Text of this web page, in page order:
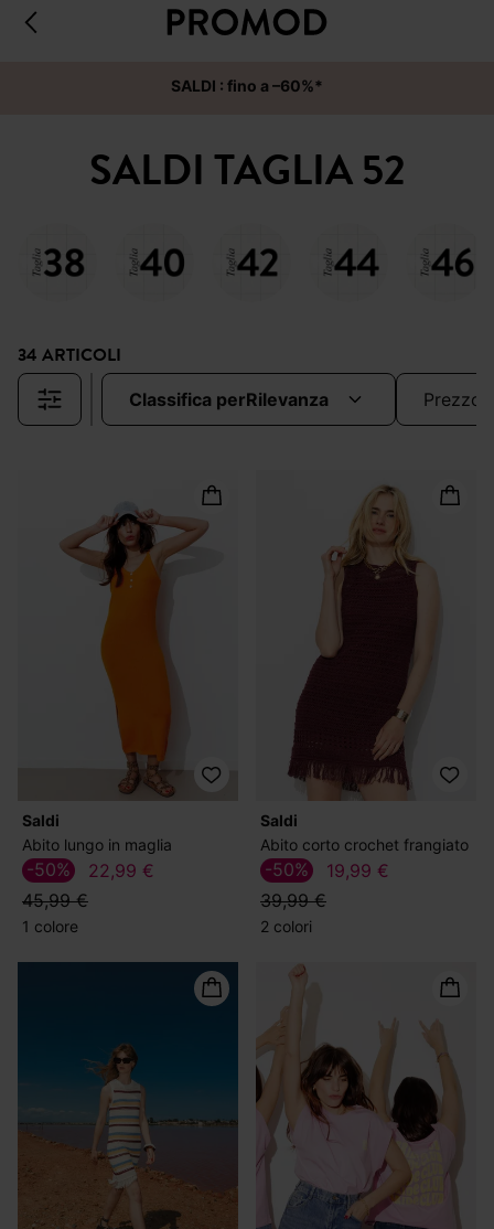
SALDI : fino a –60%*
SALDI TAGLIA 52
34 ARTICOLI
classifica per rilevanza prezzo
Saldi
Abito lungo in maglia
22,99 €
45,99 €
-50%
1 colore
Saldi
Abito corto crochet frangiato
19,99 €
39,99 €
-50%
2 colori